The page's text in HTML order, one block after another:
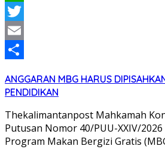
WhatsApp
Twitter
Email
ANGGARAN MBG HARUS
PENDIDIKAN
Thekalimantanpost Mahkamah
Putusan Nomor 40/PUU-XXIV/
Program Makan Bergizi Gratis